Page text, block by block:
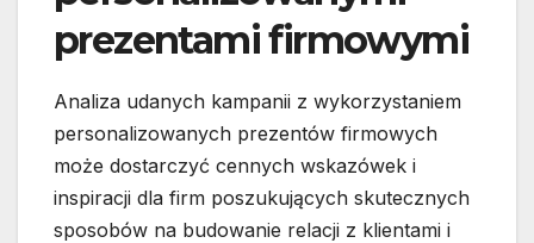
prezentami firmowymi
Analiza udanych kampanii z wykorzystaniem
personalizowanych prezentów firmowych
może dostarczyć cennych wskazówek i
inspiracji dla firm poszukujących skutecznych
sposobów na budowanie relacji z klientami i